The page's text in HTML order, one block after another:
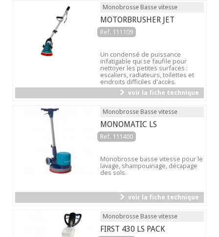
Monobrosse Basse vitesse
MOTORBRUSHER JET
Ref. 111109
Un condensé de puissance
infatigable qui se faufile pour
nettoyer les petites surfaces :
escaliers, radiateurs, toilettes et
endroits difficiles d'accès.
voir la fiche technique
Monobrosse Basse vitesse
MONOMATIC LS
Ref. 111400
Monobrosse basse vitesse pour le
lavage, shampouinage, décapage
des sols.
voir la fiche technique
Monobrosse Basse vitesse
FIRST 430 LS PACK